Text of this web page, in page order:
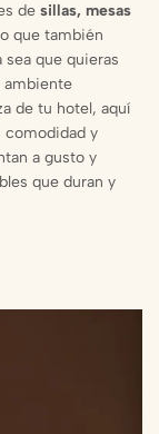
de sillas, mesas
que también
sea que quieras
ambiente
de tu hotel, aquí
comodidad y
a gusto y
que duran y